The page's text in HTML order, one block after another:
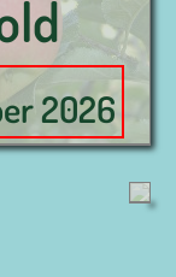
2026 1